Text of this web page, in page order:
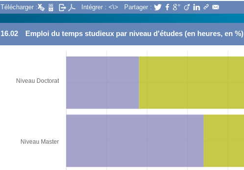
Télécharger : Intégrer : <\> Partager :      
16.02 Emploi du temps studieux par niveau d'études (en heures, en %)
Niveau Doctorat
Niveau Master